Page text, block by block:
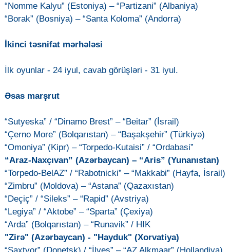
“Nomme Kalyu” (Estoniya) – “Partizani” (Albaniya)
“Borak” (Bosniya) – “Santa Koloma” (Andorra)
İkinci təsnifat mərhələsi
İlk oyunlar - 24 iyul, cavab görüşləri - 31 iyul.
Əsas marşrut
“Sutyeska” / “Dinamo Brest” – “Beitar” (İsrail)
“Çerno More” (Bolqarıstan) – “Başakşehir” (Türkiyə)
“Omoniya” (Kipr) – “Torpedo-Kutaisi” / “Ordabasi”
“Araz-Naxçıvan” (Azərbaycan) – “Aris” (Yunanıstan)
“Torpedo-BelAZ” / “Rabotnicki” – “Makkabi” (Hayfa, İsrail)
“Zimbru” (Moldova) – “Astana” (Qazaxıstan)
“Deçiç” / “Sileks” – “Rapid” (Avstriya)
“Legiya” / “Aktobe” – “Sparta” (Çexiya)
“Arda” (Bolqarıstan) – “Runavik” / HIK
"Zirə" (Azərbaycan) - "Hayduk" (Xorvatiya)